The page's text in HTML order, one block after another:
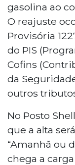
gasolina ao
O reajuste
Provisória
do PIS
Cofins
da
outros
No Posto
que a alta
“Amanhã ou
chega a